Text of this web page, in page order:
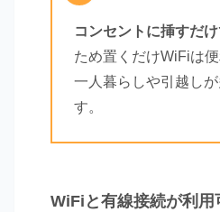
コンセントに挿すだ
ため置くだけWiFiは便
一人暮らしや引越し
す。
WiFiと有線接続が利用